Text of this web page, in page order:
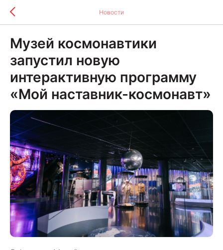
Новости
Музей космонавтики
запустил новую
интерактивную программу
«Мой наставник-космонавт»